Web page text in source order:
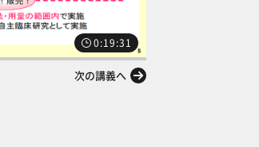
0:19:31
次の講義へ